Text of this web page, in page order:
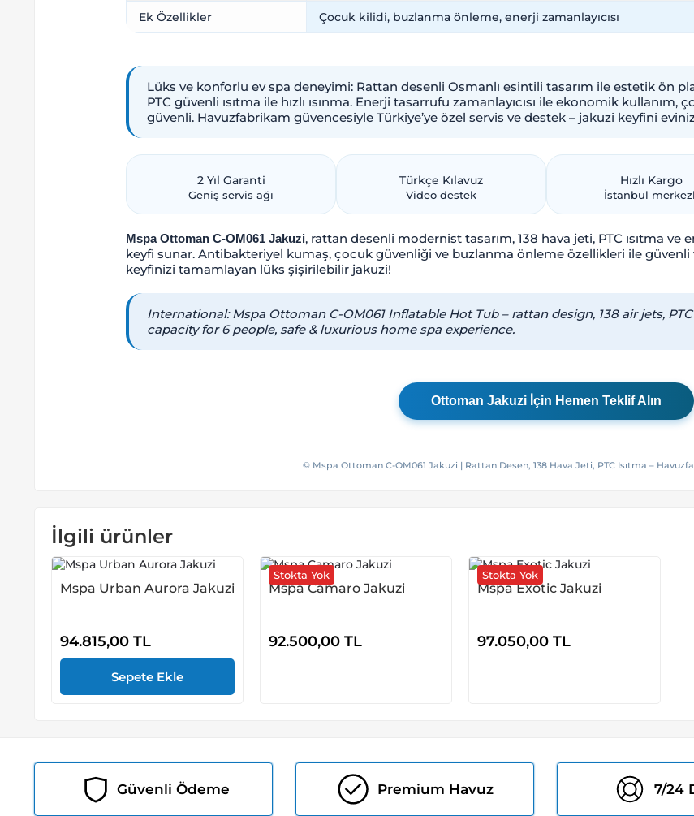
Ek Özellikler Çocuk kilidi, buzlanma önleme, enerji zamanlayıcısı
Lüks ve konforlu ev spa deneyimi: Rattan desenli Osmanlı esintili tasarım ile estetik ön
PTC güvenli ısıtma ile hızlı ısınma. Enerji tasarrufu zamanlayıcısı ile ekonomik
güvenli. Havuzfabrikam güvencesiyle Türkiye’ye özel servis ve destek – jakuzi keyfini
2 Yıl Garanti
Geniş servis ağı
Türkçe Kılavuz
Video destek
Hızlı Kargo
İstanbul
Mspa Ottoman C-OM061 Jakuzi, rattan desenli modernist tasarım, 138 hava jeti, PTC ısıtma ve
keyfi sunar. Antibakteriyel kumaş, çocuk güvenliği ve buzlanma önleme özellikleri ile
keyfinizi tamamlayan lüks şişirilebilir jakuzi!
International: Mspa Ottoman C-OM061 Inflatable Hot Tub – rattan design, 138 air jets,
capacity for 6 people, safe & luxurious home spa experience.
Ottoman Jakuzi İçin Hemen Teklif Alın
© Mspa Ottoman C-OM061 Jakuzi | Rattan Desen, 138 Hava Jeti, PTC Isıtma –
İlgili ürünler
Mspa Urban Aurora Jakuzi
94.815,00 TL
Mspa Camaro Jakuzi
92.500,00 TL
Stokta Yok
Mspa Exotic Jakuzi
97.050,00 TL
Stokta Yok
Güvenli Ödeme Premium Havuz 7/24